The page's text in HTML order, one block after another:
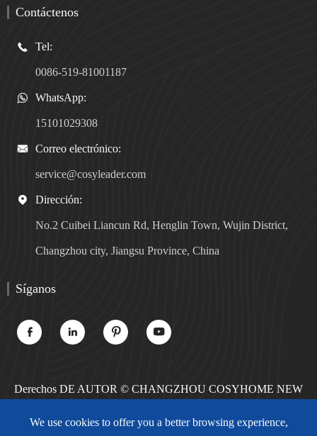
Contáctenos
 Tel:
0086-519-81001187
 WhatsApp:
15101029308
 Correo electrónico:
service@cosyleader.com
 Dirección:
No.2 Cuibei Liancun Rd, Henglin Town, Wujin District,
Changzhou city, Jiangsu Province, China
Síganos
   
Derechos DE AUTOR © CHANGZHOU COSYHOME NEW
reservados.
We use cookies to offer you a better browsing experience,